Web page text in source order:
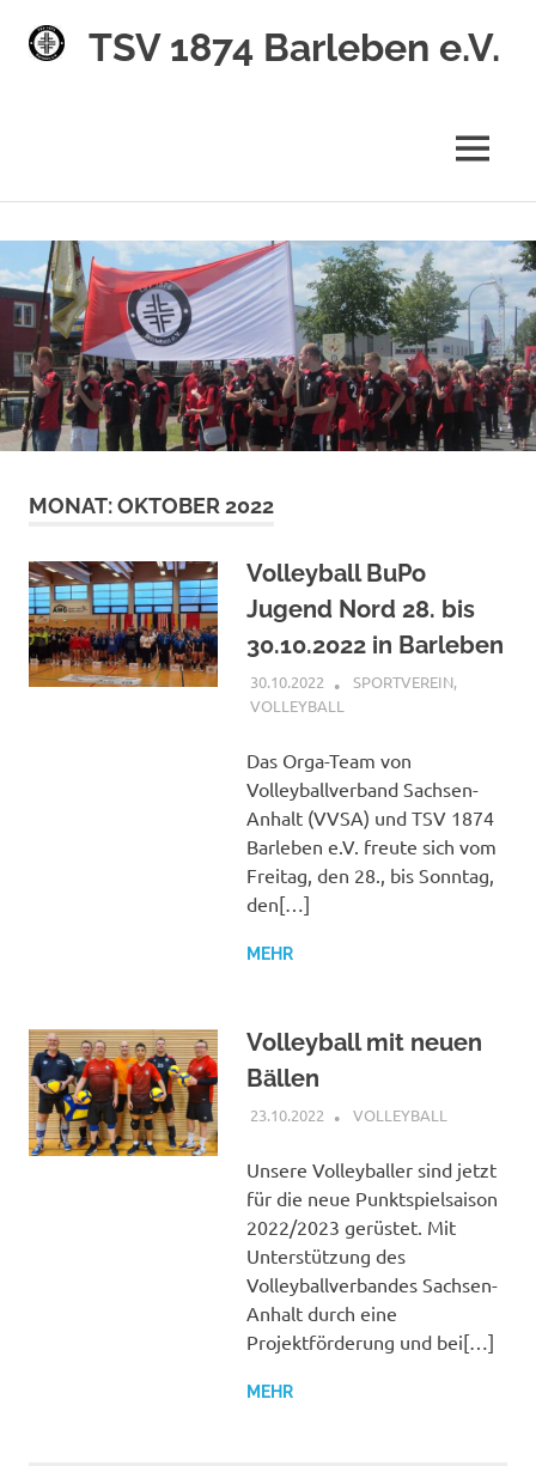
Inhalt
springen
TSV 1874 Barleben e.V.
MENÜ
MONAT:OKTOBER 2022
Volleyball BuPo
Jugend Nord 28. bis
30.10.2022 in Barleben
30.10.2022 PETER SCHREIBER
SPORTVEREIN,
VOLLEYBALL
Das Orga-Team von
Volleyballverband Sachsen-
Anhalt (VVSA) und TSV 1874
Barleben e.V. freute sich vom
Freitag, den 28., bis Sonntag,
den[…]
MEHR
Volleyball mit neuen
Bällen
23.10.2022 PETER SCHREIBER
VOLLEYBALL
Unsere Volleyballer sind jetzt
für die neue Punktspielsaison
2022/2023 gerüstet. Mit
Unterstützung des
Volleyballverbandes Sachsen-
Anhalt durch eine
Projektförderung und bei[…]
MEHR